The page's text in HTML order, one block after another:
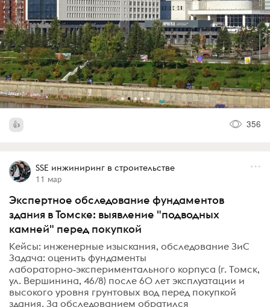
356
SSE инжиниринг в строительстве
11 мар
Экспертное обследование фундаментов
здания в Томске: выявление "подводных
камней" перед покупкой
Кейсы: инженерные изыскания, обследование ЗиС
Задача: оценить фундаменты
лабораторно‑экспериментального корпуса (г. Томск,
ул. Вершинина, 46/8) после 60 лет эксплуатации и
высокого уровня грунтовых вод перед покупкой
здания. За обследованием обратился